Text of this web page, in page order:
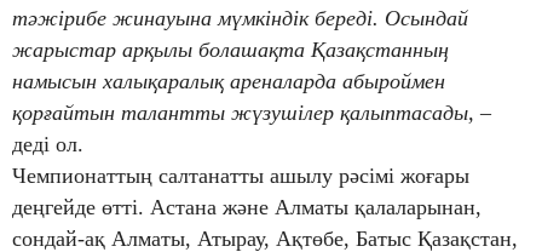
тәжірибе жинауына мүмкіндік береді. Осындай
жарыстар арқылы болашақта Қазақстанның
намысын халықаралық ареналарда абыроймен
қорғайтын талантты жүзушілер қалыптасады,–
деді ол.
Чемпионаттың салтанатты ашылу рәсімі жоғары
деңгейде өтті. Астана және Алматы қалаларынан,
сондай-ақ Алматы, Атырау, Ақтөбе, Батыс Қазақстан,